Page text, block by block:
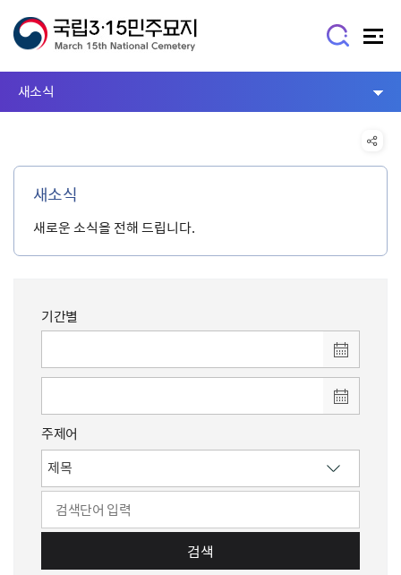
새소식
새소식
새로운 소식을 전해 드립니다.
기간별
주제어
검색